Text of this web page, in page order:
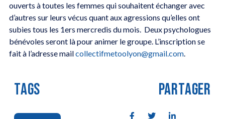
ouverts à toutes les femmes qui souhaitent échanger avec
d’autres sur leurs vécus quant aux agressions qu’elles ont
subies tous les 1ers mercredis du mois. Deux psychologues
bénévoles seront là pour animer le groupe. L’inscription se
fait à l’adresse mailcollectifmetoolyon@gmail.com.
TAGS PARTAGER